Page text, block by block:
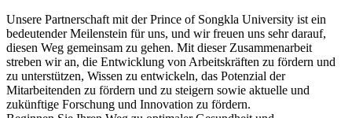
Unsere Partnerschaft mit der Prince of Songkla University ist ein
bedeutender Meilenstein für uns, und wir freuen uns sehr darauf,
diesen Weg gemeinsam zu gehen. Mit dieser Zusammenarbeit
streben wir an, die Entwicklung von Arbeitskräften zu fördern und
zu unterstützen, Wissen zu entwickeln, das Potenzial der
Mitarbeitenden zu fördern und zu steigern sowie aktuelle und
zukünftige Forschung und Innovation zu fördern.